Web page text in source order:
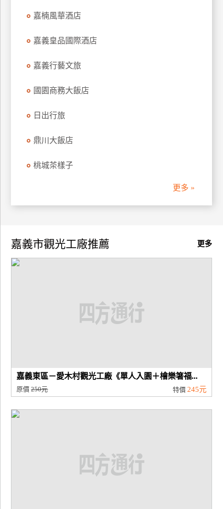
廠
合
品
宣
傳
嘉楠風華酒店
嘉義皇品國際酒店
嘉義行藝文旅
國園商務大飯店
日出行旅
鼎川大飯店
桃城茶樣子
更多 »
更多
嘉義市觀光工廠推薦
嘉義東區－愛木村觀光工廠《單人入園＋檜樂箸福...
原價250元 特價 245元